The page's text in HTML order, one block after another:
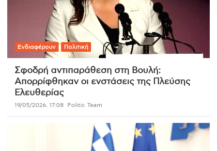
Ενδιαφέρουν Πολιτική
Σφοδρή αντιπαράθεση στη Βουλή:
Απορρίφθηκαν οι ενστάσεις της Πλεύσης
Ελευθερίας
19/05/2026, 17:08 Politic Team